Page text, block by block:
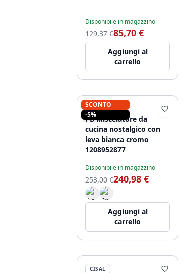
Disponibile in magazzino
129,37 €85,70 €
Aggiungi al
carrello
SCONTO
-5%
PB
PB Miscelatore da
cucina nostalgico con
leva bianca cromo
1208952877
Disponibile in magazzino
253,00 €240,98 €
Aggiungi al
carrello
CISAL